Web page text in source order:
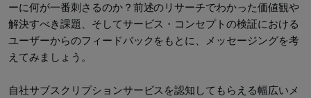
ーに何が一番刺さるのか？前述のリサーチでわかった価値観や
解決すべき課題、そしてサービス・コンセプトの検証における
ユーザーからのフィードバックをもとに、メッセージングを考
えてみましょう。
自社サブスクリプションサービスを認知してもらえる幅広いメ